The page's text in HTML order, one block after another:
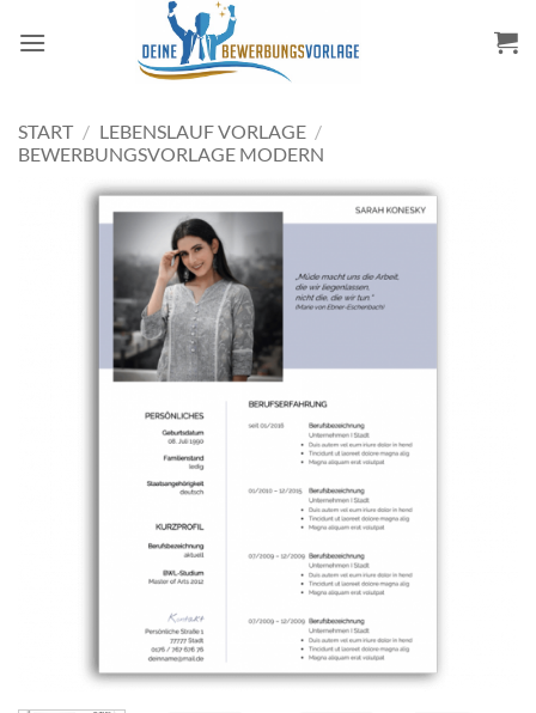
Inhalt
START / LEBENSLAUF VORLAGE /
BEWERBUNGSVORLAGE MODERN